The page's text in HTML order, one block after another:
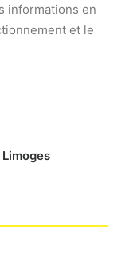
informations en
et le